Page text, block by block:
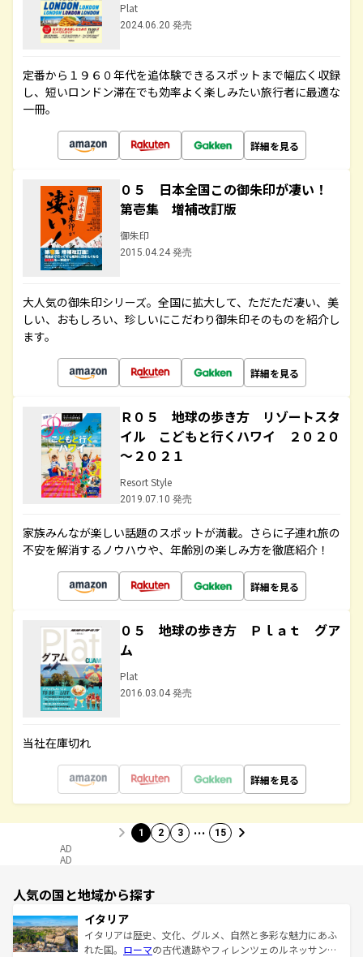
Plat
2024.06.20 発売
定番から１９６０年代を追体験できるスポットまで幅広く収録
し、短いロンドン滞在でも効率よく楽しみたい旅行者に最適な
一冊。
詳細を見る
０５ 日本全国この御朱印が凄い！
第壱集 増補改訂版
御朱印
2015.04.24 発売
大人気の御朱印シリーズ。全国に拡大して、ただただ凄い、美
しい、おもしろい、珍しいにこだわり御朱印そのものを紹介し
ます。
詳細を見る
Ｒ０５ 地球の歩き方 リゾートスタ
イル こどもと行くハワイ ２０２０
～２０２１
Resort Style
2019.07.10 発売
家族みんなが楽しい話題のスポットが満載。さらに子連れ旅の
不安を解消するノウハウや、年齢別の楽しみ方を徹底紹介！
詳細を見る
０５ 地球の歩き方 Ｐｌａｔ グア
ム
Plat
2016.03.04 発売
当社在庫切れ
詳細を見る
1 2 3 … 15
AD
AD
人気の国と地域から探す
イタリア
イタリアは歴史、文化、グルメ、自然と多彩な魅力にあふ
れた国。 ローマの古代遺跡やフィレンツェのルネッサンス